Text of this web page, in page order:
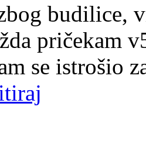
budilice,
pričekam
se istrošio